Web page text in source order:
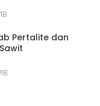
Pertalite dan